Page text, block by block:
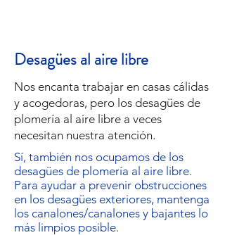
Desagües al aire libre
Nos encanta trabajar en casas cálidas
y acogedoras, pero los desagües de
plomería al aire libre a veces
necesitan nuestra atención.
Sí, también nos ocupamos de los
desagües de plomería al aire libre.
Para ayudar a prevenir obstrucciones
en los desagües exteriores, mantenga
los canalones/canalones y bajantes lo
más limpios posible.